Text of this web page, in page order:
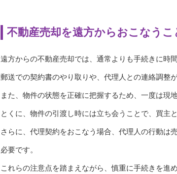
不動産売却を遠方からおこなうこ
遠方からの不動産売却では、通常よりも手続きに時
郵送での契約書のやり取りや、代理人との連絡調整
また、物件の状態を正確に把握するため、一度は現
とくに、物件の引渡し時には立ち会うことで、買主
さらに、代理契約をおこなう場合、代理人の行動は
必要です。
これらの注意点を踏まえながら、慎重に手続きを進